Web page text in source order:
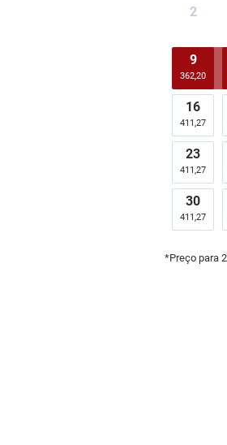
2
9
362,20
16
411,27
23
411,27
30
411,27
*Preço para2